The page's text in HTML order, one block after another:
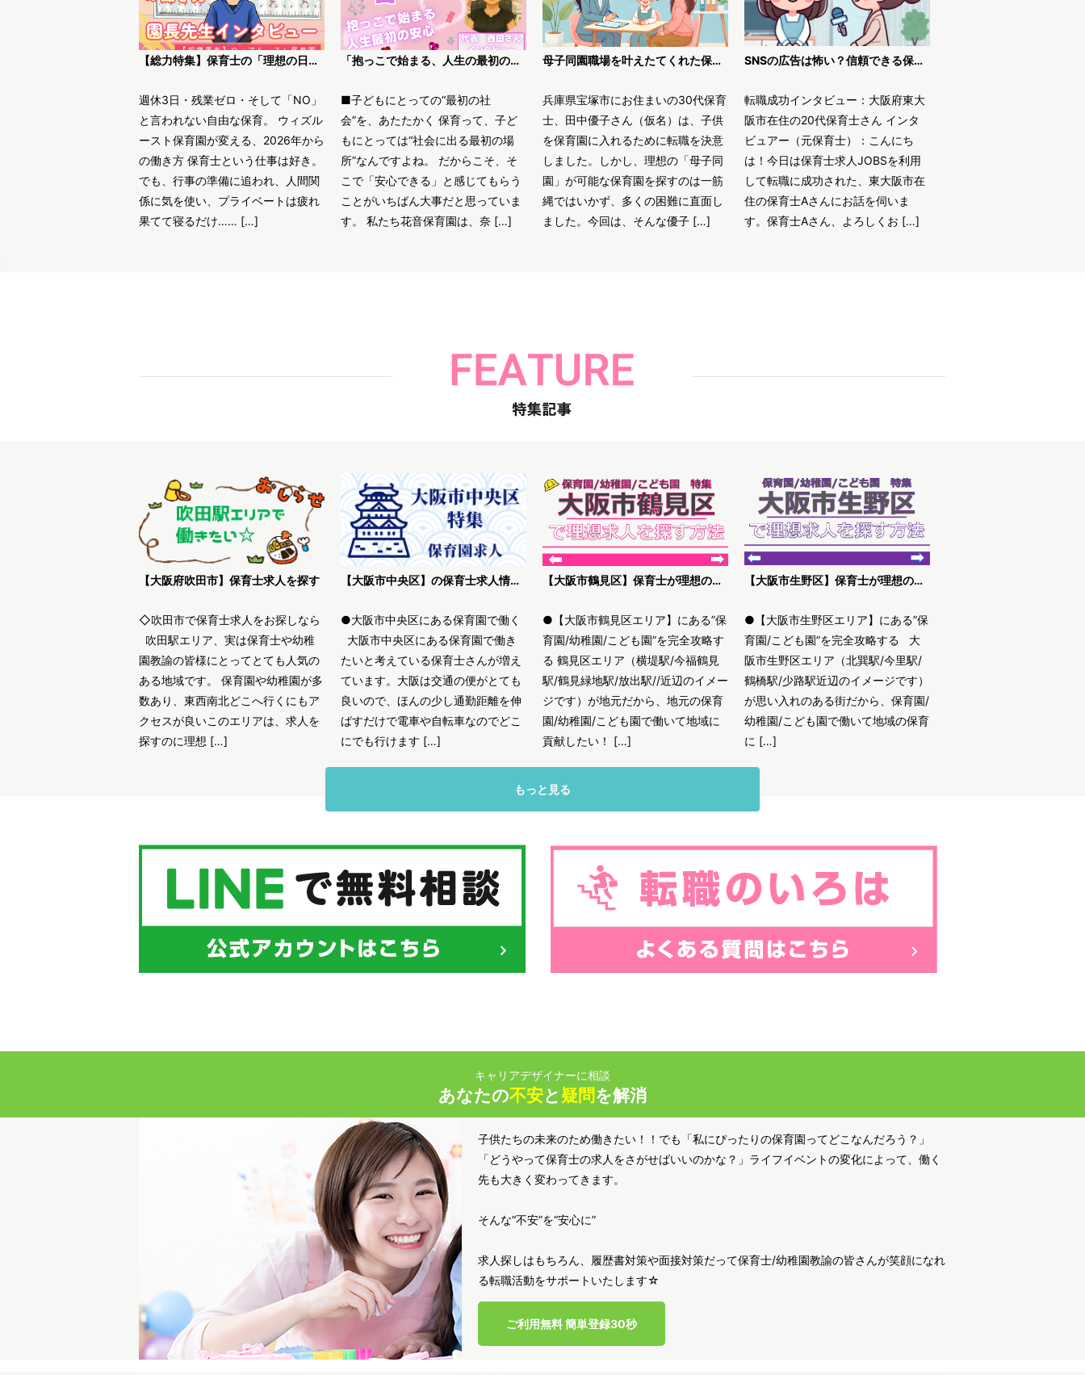
【総力特集】保育士の「理想の日常」がここにある。ウィズルースト保育園園長インタビュー
週休3日・残業ゼロ・そして「NO」
と言われない自由な保育。 ウィズル
ースト保育園が変える、2026年から
の働き方 保育士という仕事は好き。
でも、行事の準備に追われ、人間関
係に気を使い、プライベートは疲れ
果てて寝るだけ…… […]
「抱っこで始まる、人生の最初の安心」〜花音保育園・西田代表が語る、“丁寧な保育”のかたち〜
■子どもにとっての“最初の社
会”を、あたたかく 保育って、子ど
もにとっては“社会に出る最初の場
所”なんですよね。 だからこそ、そ
こで「安心できる」と感じてもらう
ことがいちばん大事だと思っていま
す。 私たち花音保育園は、奈 […]
母子同園職場を叶えたてくれた保育士求人JOBS
兵庫県宝塚市にお住まいの30代保育
士、田中優子さん（仮名）は、子供
を保育園に入れるために転職を決意
しました。しかし、理想の「母子同
園」が可能な保育園を探すのは一筋
縄ではいかず、多くの困難に直面し
ました。今回は、そんな優子 […]
SNSの広告は怖い？信頼できる保育士求人JOBSで安全に転職！
転職成功インタビュー：大阪府東大
阪市在住の20代保育士さん インタ
ビュアー（元保育士）：こんにち
は！今日は保育士求人JOBSを利用
して転職に成功された、東大阪市在
住の保育士Aさんにお話を伺いま
す。保育士Aさん、よろしくお […]
【大阪府吹田市】保育士求人を探す
◇吹田市で保育士求人をお探しなら
吹田駅エリア、実は保育士や幼稚
園教諭の皆様にとってとても人気の
ある地域です。 保育園や幼稚園が多
数あり、東西南北どこへ行くにもア
クセスが良いこのエリアは、求人を
探すのに理想 […]
【大阪市中央区】の保育士求人情報｜高待遇・未経験歓迎等、理想の保育園を探す方法
●大阪市中央区にある保育園で働く
大阪市中央区にある保育園で働き
たいと考えている保育士さんが増え
ています。大阪は交通の便がとても
良いので、ほんの少し通勤距離を伸
ばすだけで電車や自転車なのでどこ
にでも行けます […]
【大阪市鶴見区】保育士が理想の求人を探す方法解説
●【大阪市鶴見区エリア】にある”保
育園/幼稚園/こども園”を完全攻略す
る 鶴見区エリア（横堤駅/今福鶴見
駅/鶴見緑地駅/放出駅//近辺のイメー
ジです）が地元だから、地元の保育
園/幼稚園/こども園で働いて地域に
貢献したい！ […]
【大阪市生野区】保育士が理想の求人を探す方法
●【大阪市生野区エリア】にある”保
育園/こども園”を完全攻略する 大
阪市生野区エリア（北巽駅/今里駅/
鶴橋駅/少路駅近辺のイメージです）
が思い入れのある街だから、保育園/
幼稚園/こども園で働いて地域の保育
に […]
もっと見る
キャリアデザイナーに相談
あなたの不安と 疑問 を解消
子供たちの未来のため働きたい！！でも「私にぴったりの保育園ってどこなんだろう？」
「どうやって保育士の求人をさがせばいいのかな？」ライフイベントの変化によって、働く
先も大きく変わってきます。
そんな“不安”を“安心に”
求人探しはもちろん、履歴書対策や面接対策だって保育士/幼稚園教諭の皆さんが笑顔になれ
る転職活動をサポートいたします☆
ご利用無料 簡単登録30秒